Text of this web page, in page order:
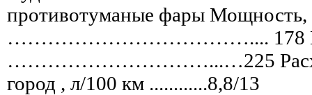
противотуманые фары Мощность,
……………………………….... 178
…………………………...…225 Раcход
город , л/100 км ............8,8/13